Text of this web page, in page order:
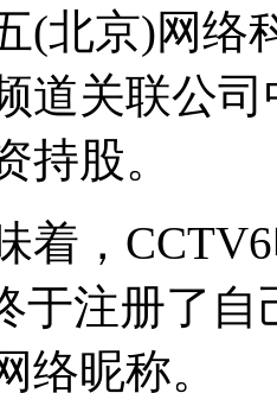
京)网络科
道关联公
持股。
，
于注册了
络昵称。